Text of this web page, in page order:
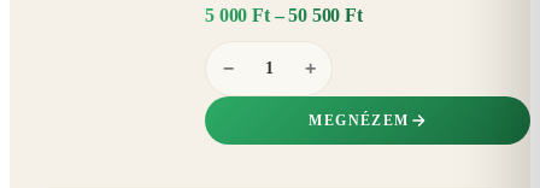
5 000 Ft – 50 500 Ft
− +
MEGNÉZEM